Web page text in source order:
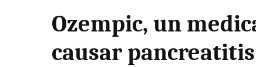
Ozempic, un
causar